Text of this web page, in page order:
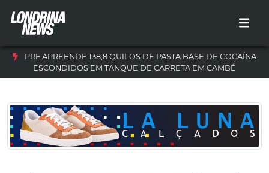
PRF APREENDE 138,8 QUILOS DE PASTA BASE DE COCAÍNA
ESCONDIDOS EM TANQUE DE CARRETA EM CAMBÉ